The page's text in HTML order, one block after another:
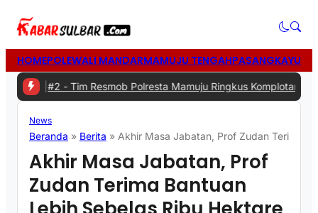
HOMEPOLEWALI MANDARMAMUJU TENGAHPASANGKAYU
#2 -Tim Resmob Polresta Mamuju Ringkus Komplotan Spesialis
News
Beranda » Berita » Akhir Masa Jabatan, Prof Zudan Terima
Akhir Masa Jabatan, Prof
Zudan Terima Bantuan